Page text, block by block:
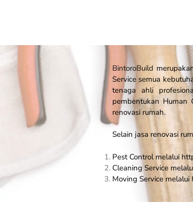
BintoroBuild
Service semua
tenaga ahli
pembentukan Human
renovasi rumah.
Selain jasa renovasi
Pest Control melalui
Cleaning Service
Moving Service melalui